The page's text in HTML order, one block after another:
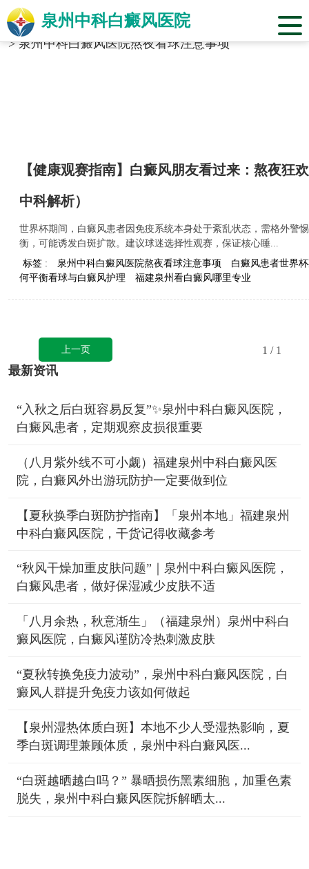
泉州中科白癜风医院
当前位置：福建省泉州市中科白癜风医院
标签合辑
>泉州中科白癜风医院熬夜看球注意事项
【健康观赛指南】白癜风朋友看过来：熬夜狂
中科解析）
世界杯期间，白癜风患者因免疫系统本身处于紊乱状态，需格外警
衡，可能诱发白斑扩散。建议球迷选择性观赛，保证核心睡...
标签 :
泉州中科白癜风医院熬夜看球注意事项
白癜风患者世界
何平衡看球与白癜风护理
福建泉州看白癜风哪里专业
上一页 1 / 1
最新资讯
“入秋之后白斑容易反复”✨泉州中科白癜风医院，
白癜风患者，定期观察皮损很重要
（八月紫外线不可小觑）福建泉州中科白癜风医
院，白癜风外出游玩防护一定要做到位
【夏秋换季白斑防护指南】「泉州本地」福建泉州
中科白癜风医院，干货记得收藏参考
“秋风干燥加重皮肤问题”｜泉州中科白癜风医院，
白癜风患者，做好保湿减少皮肤不适
「八月余热，秋意渐生」（福建泉州）泉州中科白
癜风医院，白癜风谨防冷热刺激皮肤
“夏秋转换免疫力波动”，泉州中科白癜风医院，白
癜风人群提升免疫力该如何做起
【泉州湿热体质白斑】本地不少人受湿热影响，夏
季白斑调理兼顾体质，泉州中科白癜风医...
“白斑越晒越白吗？” 暴晒损伤黑素细胞，加重色素
脱失，泉州中科白癜风医院拆解晒太...